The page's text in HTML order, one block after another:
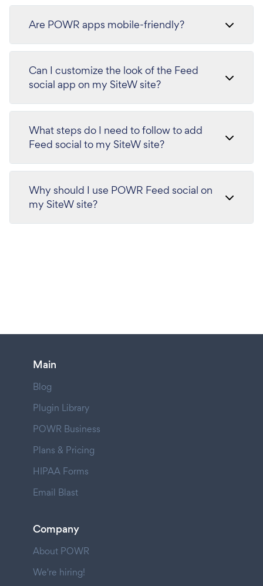
Are POWR apps mobile-friendly?
Can I customize the look of the Feed
social app on my SiteW site?
What steps do I need to follow to add
Feed social to my SiteW site?
Why should I use POWR Feed social on
my SiteW site?
Main
Blog
Plugin Library
POWR Business
Plans & Pricing
HIPAA Forms
Email Blast
Company
About POWR
We're hiring!